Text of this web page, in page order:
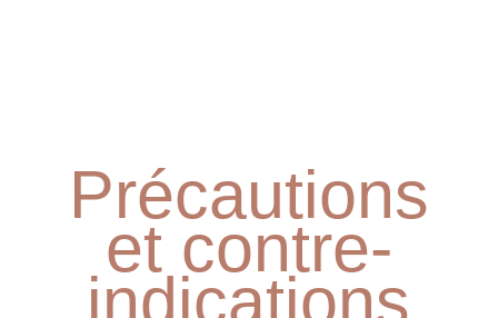
Précautions
et contre-
indications